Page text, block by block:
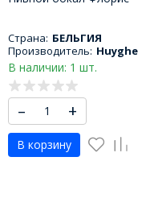
Страна: БЕЛЬГИЯ
Производитель: Huyghe
В наличии: 1 шт.
– +
В корзину